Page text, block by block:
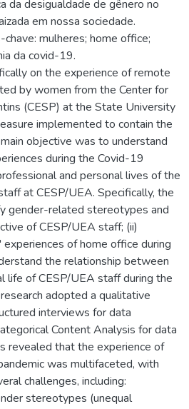
da desigualdade de gênero no
em nossa sociedade.
mulheres; home office;
da covid-19.
on the experience of remote
by women from the Center for
(CESP) at the State University
implemented to contain the
objective was to understand
during the Covid-19
and personal lives of the
at CESP/UEA. Specifically, the
gender-related stereotypes and
of CESP/UEA staff; (ii)
of home office during
the relationship between
life of CESP/UEA staff during the
adopted a qualitative
interviews for data
Content Analysis for data
revealed that the experience of
was multifaceted, with
challenges, including:
stereotypes (unequal